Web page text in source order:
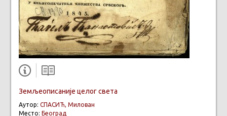
Земљеописаније целог света
Аутор: СПАСИЋ, Милован
Место: Београд